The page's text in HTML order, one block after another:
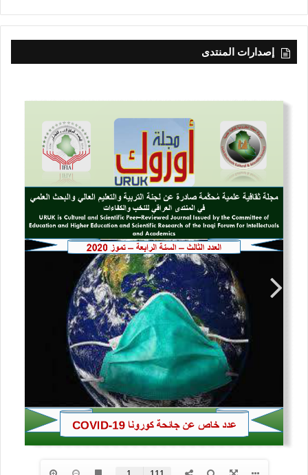
إصدارات المنتدى